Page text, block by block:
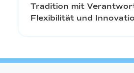
Tradition mit
Flexibilität und